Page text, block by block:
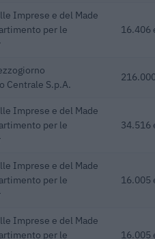
Imprese e del Made
per le
16.406
Centrale S.p.A.
Imprese e del Made
per le
34.516
Imprese e del Made
per le
16.005
Imprese e del Made
per le
16.005